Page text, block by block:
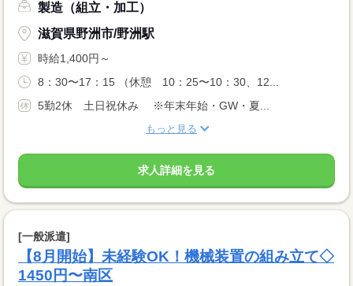
製造（組立・加工）
滋賀県野洲市/野洲駅
時給1,400円～
8：30〜17：15 （休憩 10：25〜10：30、12...
5勤2休 土日祝休み ※年末年始・GW・夏...
もっと見る
求人詳細を見る
[一般派遣]
【8月開始】未経験OK！機械装置の組み立て◇
1450円〜南区